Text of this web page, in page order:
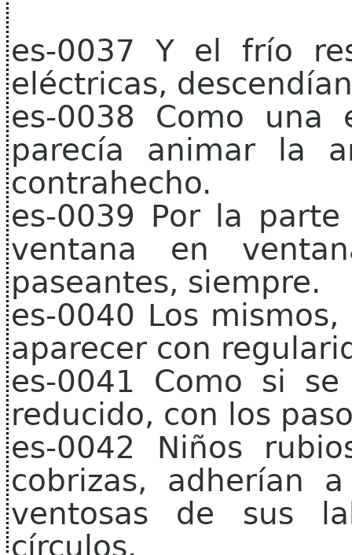
es-0037 Y el frío
eléctricas,
es-0038 Como una
parecía animar la
contrahecho.
es-0039 Por la
ventana en
paseantes, siempre.
es-0040 Los
aparecer con
es-0041 Como si
reducido, con los
es-0042 Niños
cobrizas, adherían
ventosas de sus
círculos.